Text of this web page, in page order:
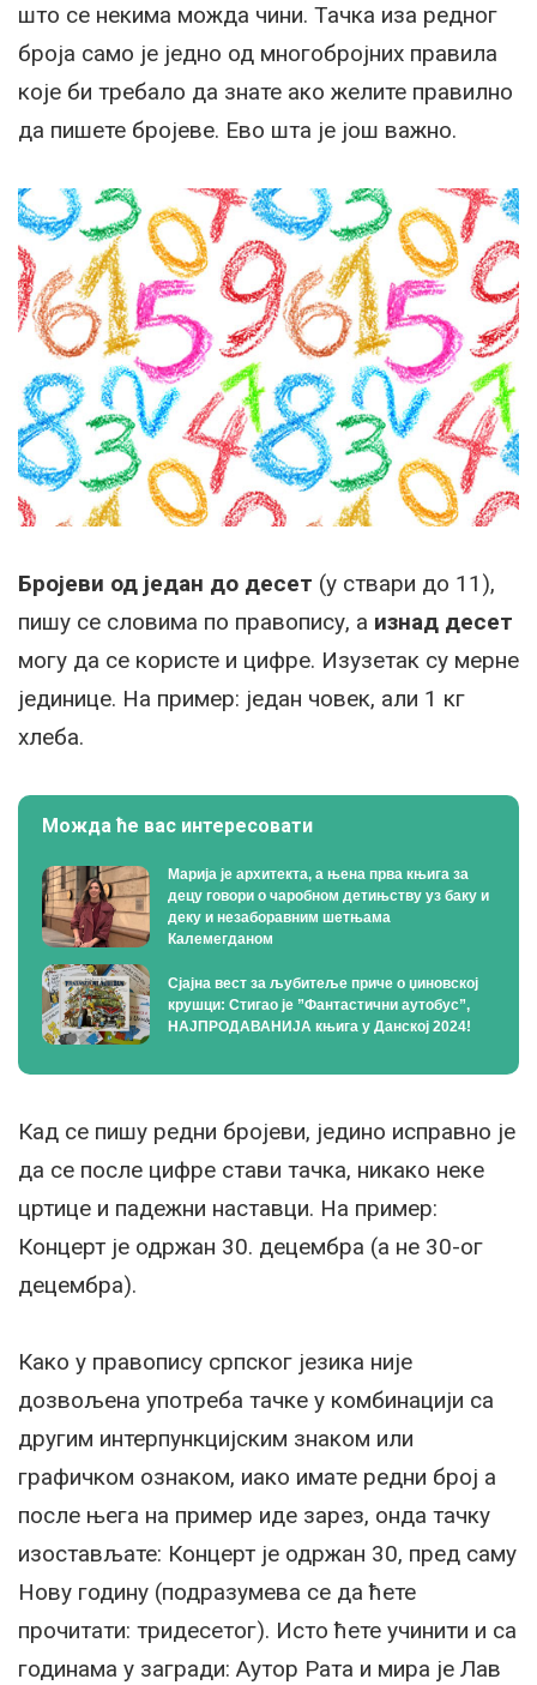
што се некима можда чини. Тачка иза редног
броја само је једно од многобројних правила
које би требало да знате ако желите правилно
да пишете бројеве. Ево шта је још важно.
Бројеви од један до десет (у ствари до 11),
пишу се словима по правопису, а изнад десет
могу да се користе и цифре. Изузетак су мерне
јединице. На пример: један човек, али 1 кг
хлеба.
Можда ће вас интересовати
Марија је архитекта, а њена прва књига за
децу говори о чаробном детињству уз баку и
деку и незаборавним шетњама
Калемегданом
Сјајна вест за љубитеље приче о џиновској
крушци: Стигао је ”Фантастични аутобус”,
НАЈПРОДАВАНИЈА књига у Данској 2024!
Кад се пишу редни бројеви, једино исправно је
да се после цифре стави тачка, никако неке
цртице и падежни наставци. На пример:
Концерт је одржан 30. децембра (а не 30-ог
децембра).
Како у правопису српског језика није
дозвољена употреба тачке у комбинацији са
другим интерпункцијским знаком или
графичком ознаком, иако имате редни број а
после њега на пример иде зарез, онда тачку
изостављате: Концерт је одржан 30, пред саму
Нову годину (подразумева се да ћете
прочитати: тридесетог). Исто ћете учинити и са
годинама у загради: Аутор Рата и мира је Лав